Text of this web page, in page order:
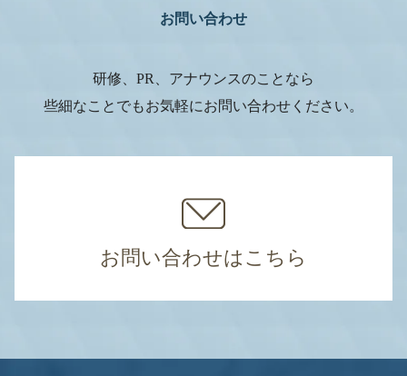
コラム
お問い合わせ
研修、PR、アナウンスのことなら
些細なことでもお気軽にお問い合わせください。
お問い合わせはこちら